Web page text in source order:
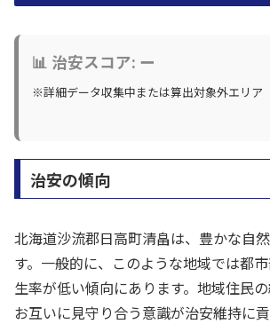
📊 治安スコア: ー
※詳細データ収集中または算出対象外エリア
治安の傾向
北海道沙流郡日高町清畠は、豊かな自
す。一般的に、このような地域では都
生率が低い傾向にあります。地域住民の
お互いに見守り合う意識が治安維持に